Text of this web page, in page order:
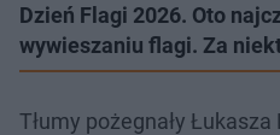
Dzień Flagi 2026. Oto
wywieszaniu flagi. Za
Tłumy pożegnały